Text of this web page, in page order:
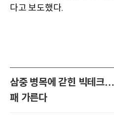
다고 보도했다.
삼중 병목에 갇힌 빅테크
패 가른다